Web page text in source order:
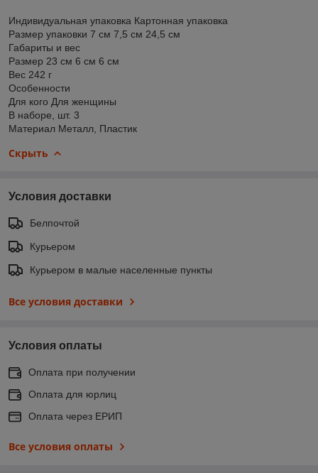
Индивидуальная упаковка Картонная упаковка
Размер упаковки 7 см 7,5 см 24,5 см
Габариты и вес
Размер 23 см 6 см 6 см
Вес 242 г
Особенности
Для кого Для женщины
В наборе, шт. 3
Материал Металл, Пластик
Скрыть
Условия доставки
Белпочтой
Курьером
Курьером в малые населенные пункты
Все условия доставки
Условия оплаты
Оплата при получении
Оплата для юрлиц
Оплата через ЕРИП
Все условия оплаты